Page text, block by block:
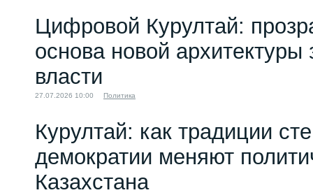
Цифровой Курултай:
основа новой архитектуры
власти
27.07.2026 10:00 Политика
Курултай: как традиции
демократии меняют
Казахстана